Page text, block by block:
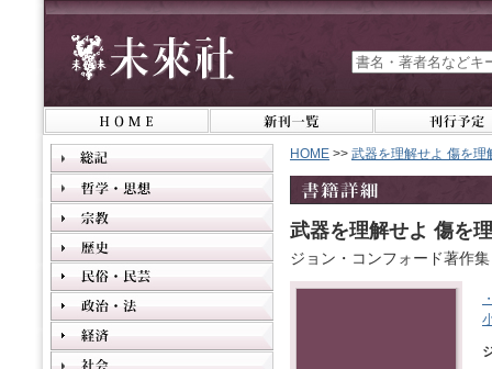
HOME >> 武器を理解せよ 傷を理
武器を理解せよ 傷を
ジョン・コンフォード著作集